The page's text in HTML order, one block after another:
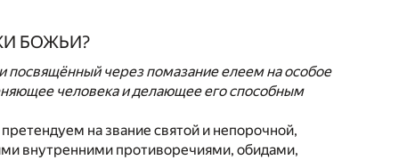
БОЖЬИ?
посвящённый через помазание елеем на особое
человека и делающее его способным
на звание святой и непорочной,
внутренними противоречиями, обидами,